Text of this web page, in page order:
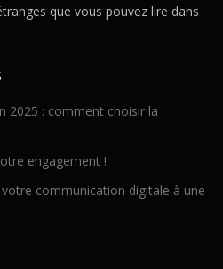
que vous pouvez lire dans
2025 : comment choisir la
engagement !
communication digitale à une